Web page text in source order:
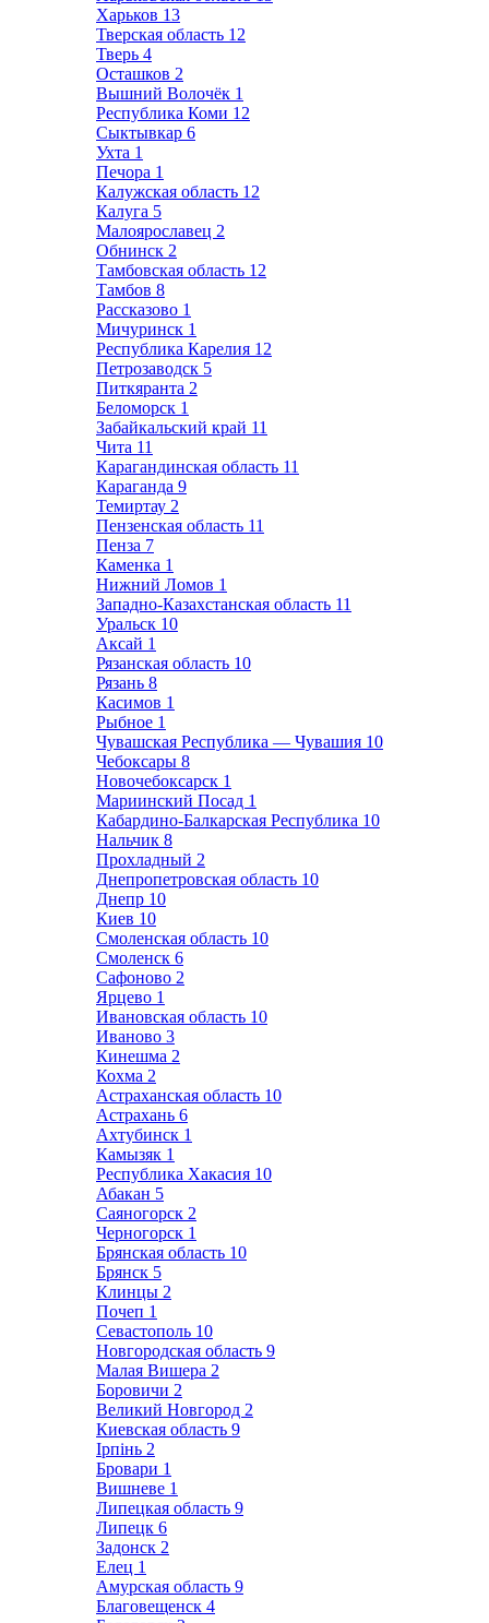
Харьков 13
Тверская область 12
Тверь 4
Осташков 2
Вышний Волочёк 1
Республика Коми 12
Сыктывкар 6
Ухта 1
Печора 1
Калужская область 12
Калуга 5
Малоярославец 2
Обнинск 2
Тамбовская область 12
Тамбов 8
Рассказово 1
Мичуринск 1
Республика Карелия 12
Петрозаводск 5
Питкяранта 2
Беломорск 1
Забайкальский край 11
Чита 11
Карагандинская область 11
Караганда 9
Темиртау 2
Пензенская область 11
Пенза 7
Каменка 1
Нижний Ломов 1
Западно-Казахстанская область 11
Уральск 10
Аксай 1
Рязанская область 10
Рязань 8
Касимов 1
Рыбное 1
Чувашская Республика — Чувашия 10
Чебоксары 8
Новочебоксарск 1
Мариинский Посад 1
Кабардино-Балкарская Республика 10
Нальчик 8
Прохладный 2
Днепропетровская область 10
Днепр 10
Киев 10
Смоленская область 10
Смоленск 6
Сафоново 2
Ярцево 1
Ивановская область 10
Иваново 3
Кинешма 2
Кохма 2
Астраханская область 10
Астрахань 6
Ахтубинск 1
Камызяк 1
Республика Хакасия 10
Абакан 5
Саяногорск 2
Черногорск 1
Брянская область 10
Брянск 5
Клинцы 2
Почеп 1
Севастополь 10
Новгородская область 9
Малая Вишера 2
Боровичи 2
Великий Новгород 2
Киевская область 9
Ірпінь 2
Бровари 1
Вишневе 1
Липецкая область 9
Липецк 6
Задонск 2
Елец 1
Амурская область 9
Благовещенск 4